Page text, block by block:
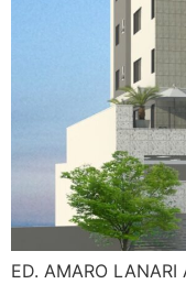
ED. AMARO LANARI